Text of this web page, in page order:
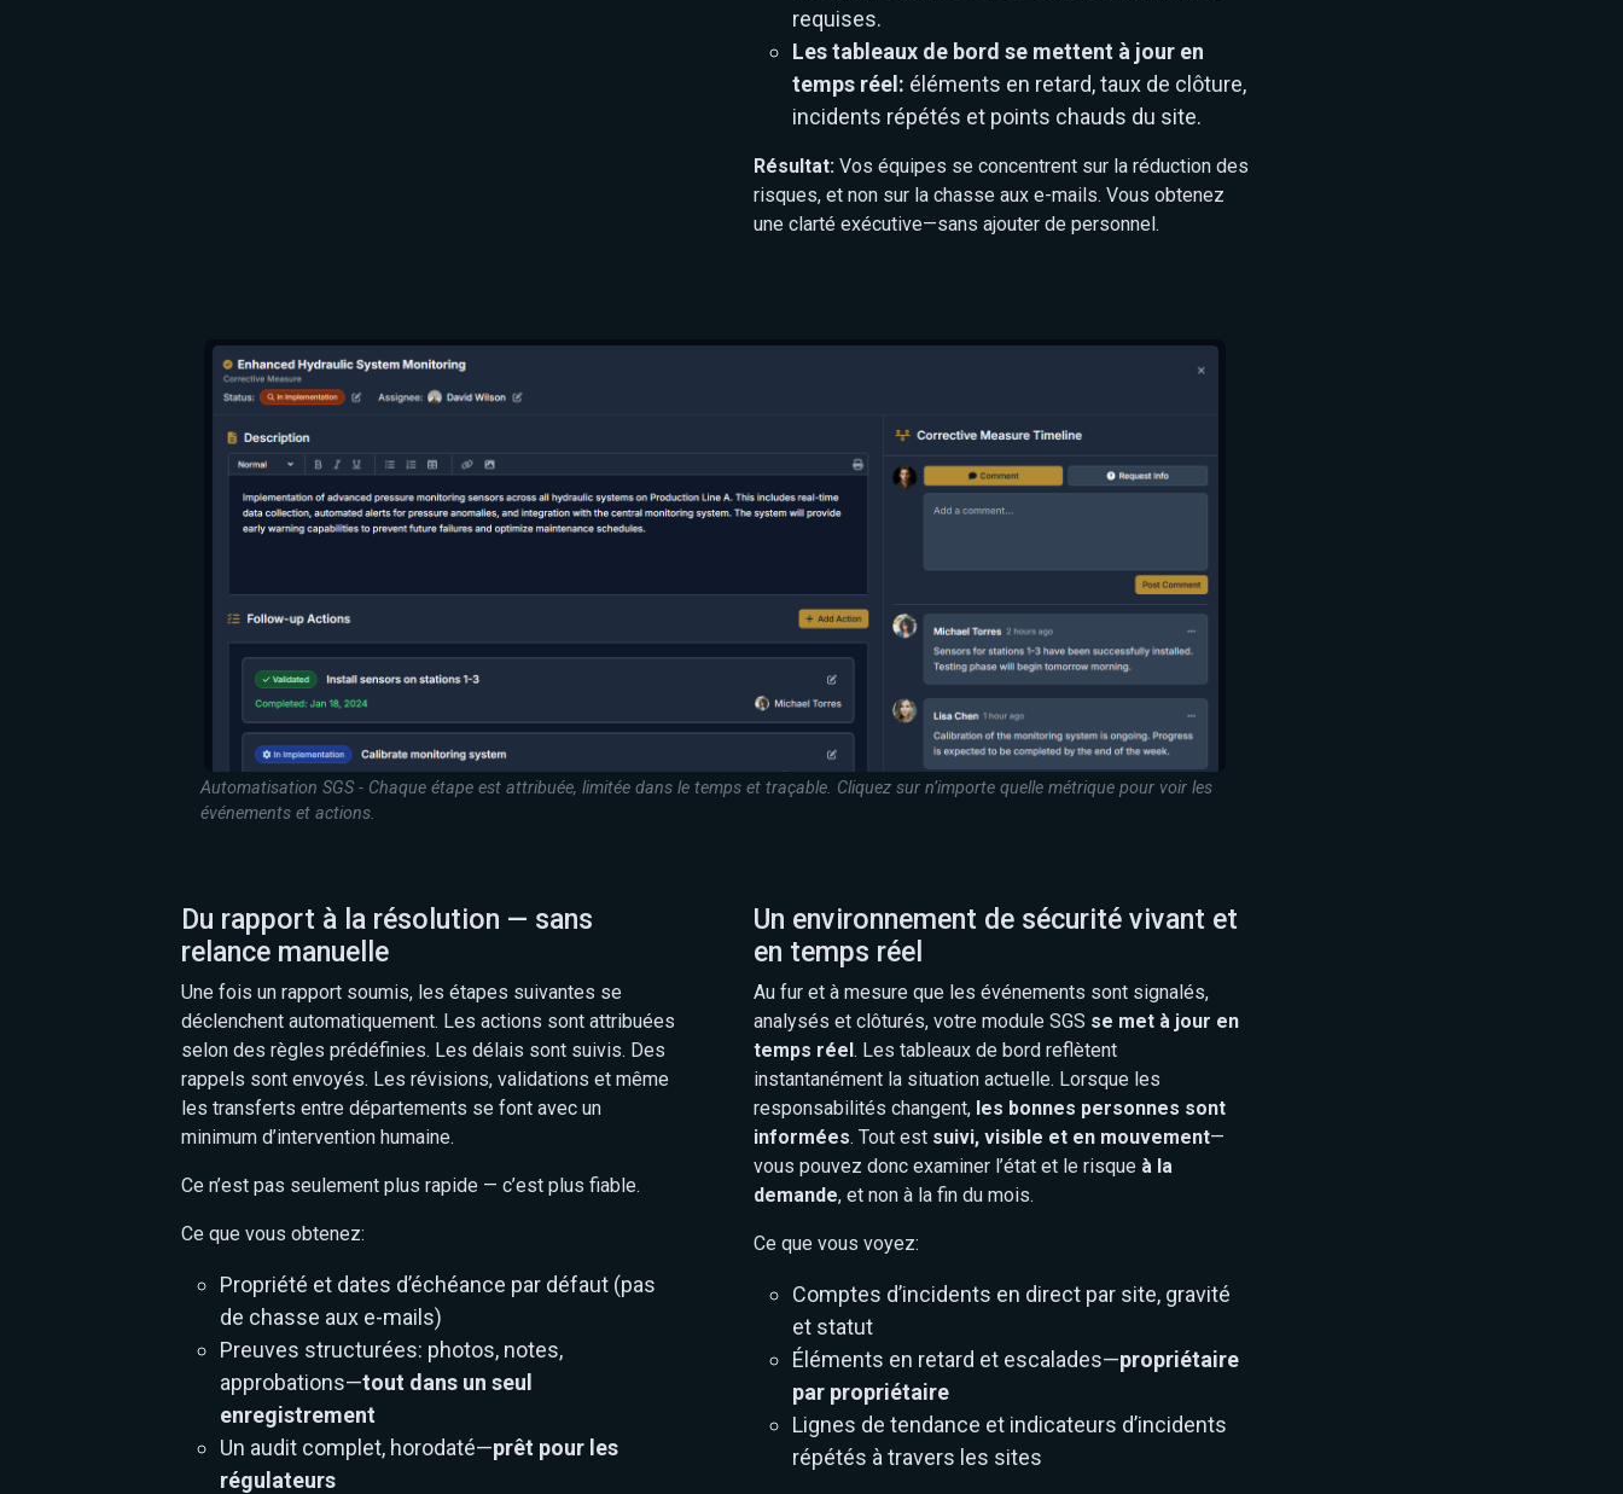
requises.
Les tableaux de bord se mettent à jour en
temps réel: éléments en retard, taux de clôture,
incidents répétés et points chauds du site.
Résultat: Vos équipes se concentrent sur la réduction des
risques, et non sur la chasse aux e-mails. Vous obtenez
une clarté exécutive—sans ajouter de personnel.
Automatisation SGS - Chaque étape est attribuée, limitée dans le temps et traçable. Cliquez sur n’importe quelle métrique pour voir les
événements et actions.
Du rapport à la résolution — sans
relance manuelle
Une fois un rapport soumis, les étapes suivantes se
déclenchent automatiquement. Les actions sont attribuées
selon des règles prédéfinies. Les délais sont suivis. Des
rappels sont envoyés. Les révisions, validations et même
les transferts entre départements se font avec un
minimum d’intervention humaine.
Ce n’est pas seulement plus rapide — c’est plus fiable.
Ce que vous obtenez:
Propriété et dates d’échéance par défaut (pas
de chasse aux e-mails)
Preuves structurées: photos, notes,
approbations—tout dans un seul
enregistrement
Un audit complet, horodaté—prêt pour les
régulateurs
Un environnement de sécurité vivant et
en temps réel
Au fur et à mesure que les événements sont signalés,
analysés et clôturés, votre module SGS se met à jour en
temps réel. Les tableaux de bord reflètent
instantanément la situation actuelle. Lorsque les
responsabilités changent, les bonnes personnes sont
informées. Tout est suivi, visible et en mouvement—
vous pouvez donc examiner l’état et le risque à la
demande, et non à la fin du mois.
Ce que vous voyez:
Comptes d’incidents en direct par site, gravité
et statut
Éléments en retard et escalades—propriétaire
par propriétaire
Lignes de tendance et indicateurs d’incidents
répétés à travers les sites